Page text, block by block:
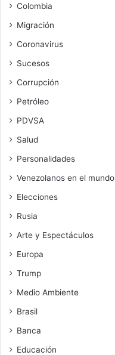
Colombia
Migración
Coronavirus
Sucesos
Corrupción
Petróleo
PDVSA
Salud
Personalidades
Venezolanos en el mundo
Elecciones
Rusia
Arte y Espectáculos
Europa
Trump
Medio Ambiente
Brasil
Banca
Educación